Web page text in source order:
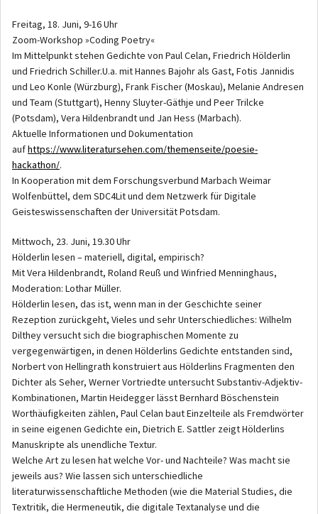
Freitag, 18. Juni, 9-16 Uhr
Zoom-Workshop »Coding Poetry«
Im Mittelpunkt stehen Gedichte von Paul Celan, Friedrich Hölderlin
und Friedrich Schiller.U.a. mit Hannes Bajohr als Gast, Fotis Jannidis
und Leo Konle (Würzburg), Frank Fischer (Moskau), Melanie Andresen
und Team (Stuttgart), Henny Sluyter-Gäthje und Peer Trilcke
(Potsdam), Vera Hildenbrandt und Jan Hess (Marbach).
Aktuelle Informationen und Dokumentation
aufhttps://www.literatursehen.com/themenseite/poesie-
hackathon/.
In Kooperation mit dem Forschungsverbund Marbach Weimar
Wolfenbüttel, dem SDC4Lit und dem Netzwerk für Digitale
Geisteswissenschaften der Universität Potsdam.
Mittwoch, 23. Juni, 19.30 Uhr
Hölderlin lesen – materiell, digital, empirisch?
Mit Vera Hildenbrandt, Roland Reuß und Winfried Menninghaus,
Moderation: Lothar Müller.
Hölderlin lesen, das ist, wenn man in der Geschichte seiner
Rezeption zurückgeht, Vieles und sehr Unterschiedliches: Wilhelm
Dilthey versucht sich die biographischen Momente zu
vergegenwärtigen, in denen Hölderlins Gedichte entstanden sind,
Norbert von Hellingrath konstruiert aus Hölderlins Fragmenten den
Dichter als Seher, Werner Vortriedte untersucht Substantiv-Adjektiv-
Kombinationen, Martin Heidegger lässt Bernhard Böschenstein
Worthäufigkeiten zählen, Paul Celan baut Einzelteile als Fremdwörter
in seine eigenen Gedichte ein, Dietrich E. Sattler zeigt Hölderlins
Manuskripte als unendliche Textur.
Welche Art zu lesen hat welche Vor- und Nachteile? Was macht sie
jeweils aus? Wie lassen sich unterschiedliche
literaturwissenschaftliche Methoden (wie die Material Studies, die
Textritik, die Hermeneutik, die digitale Textanalyse und die